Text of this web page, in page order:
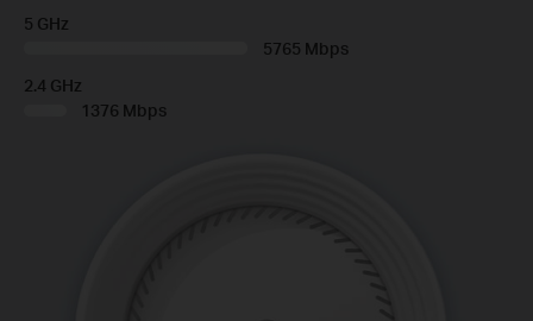
5 GHz
5765 Mbps
2.4 GHz
1376 Mbps